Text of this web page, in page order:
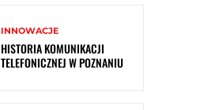
INNOWACJE
HISTORIA KOMUNIKACJI
TELEFONICZNEJ W POZNANIU